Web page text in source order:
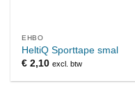
EHBO
HeltiQ Sporttape smal
€ 2,10 excl. btw